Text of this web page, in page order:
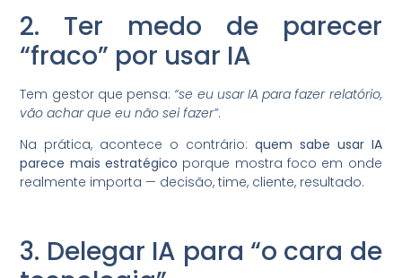
2. Ter medo de parecer
“fraco” por usar IA
Tem gestor que pensa: “se eu usar IA para fazer relatório,
vão achar que eu não sei fazer”.
Na prática, acontece o contrário: quem sabe usar IA
parece mais estratégico porque mostra foco em onde
realmente importa — decisão, time, cliente, resultado.
3. Delegar IA para “o cara de